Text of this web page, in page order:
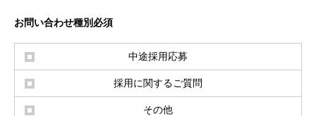
お問い合わせ種別必須
中途採用応募
採用に関するご質問
その他